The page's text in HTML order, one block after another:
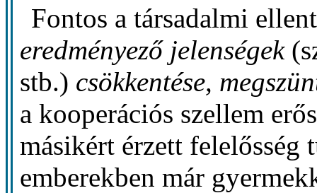
Fontos a társadalmi
eredményező jelenségek
stb.) csökkentése,
a kooperációs szellem
másikért érzett felelősség
emberekben már